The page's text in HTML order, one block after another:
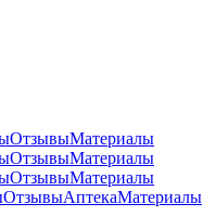
ОтзывыМатериалы
ОтзывыМатериалы
ОтзывыМатериалы
ОтзывыАптекаМатериалы